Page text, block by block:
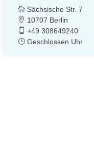
Sächsische Str. 7
10707 Berlin
+49 308649240
Geschlossen Uhr